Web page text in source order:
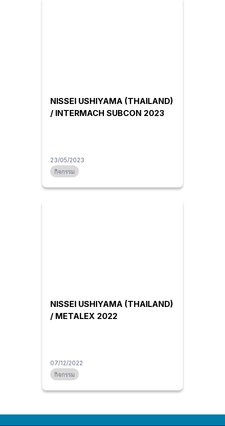
NISSEI USHIYAMA (THAILAND)
/ INTERMACH SUBCON 2023
23/05/2023
กิจกรรม
NISSEI USHIYAMA (THAILAND)
/ METALEX 2022
07/12/2022
กิจกรรม